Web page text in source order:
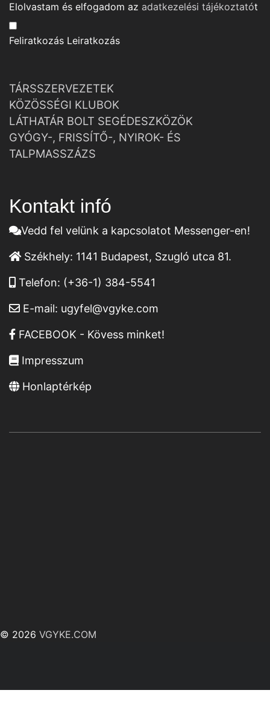
Elolvastam és elfogadom az adatkezelési tájékoztatót
Feliratkozás Leiratkozás
TÁRSSZERVEZETEK
KÖZÖSSÉGI KLUBOK
LÁTHATÁR BOLT SEGÉDESZKÖZÖK
GYÓGY-, FRISSÍTŐ-, NYIROK- ÉS
TALPMASSZÁZS
Kontakt infó
Vedd fel velünk a kapcsolatot Messenger-en!
Székhely: 1141 Budapest, Szugló utca 81.
Telefon: (+36-1) 384-5541
E-mail: ugyfel@vgyke.com
FACEBOOK - Kövess minket!
Impresszum
Honlaptérkép
© 2026 VGYKE.COM